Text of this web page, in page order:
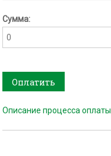
Сумма:
Оплатить
Описание процесса оплаты